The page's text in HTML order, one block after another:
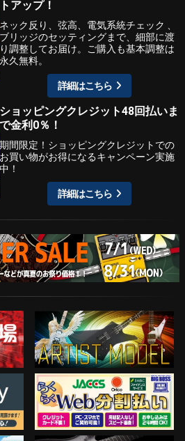
アップ！
ック反り、弦高、電気系統チェック 、
リッジのセッティングまで、細部に渡
調整してお届け。ご購入も基本調整は
久無料。
詳細はこちら
ショッピングクレジット48回払いま
で金利0％！
間限定！ショッピングクレジットでの
買い物がお得になるキャンペーン実施
！
詳細はこちら